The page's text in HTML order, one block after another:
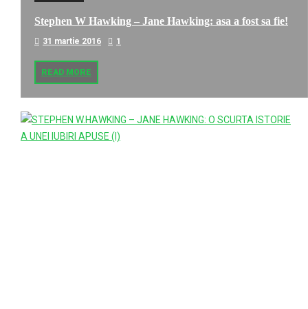
Stephen W Hawking – Jane Hawking: asa a fost sa fie!
31 martie 2016 1
READ MORE